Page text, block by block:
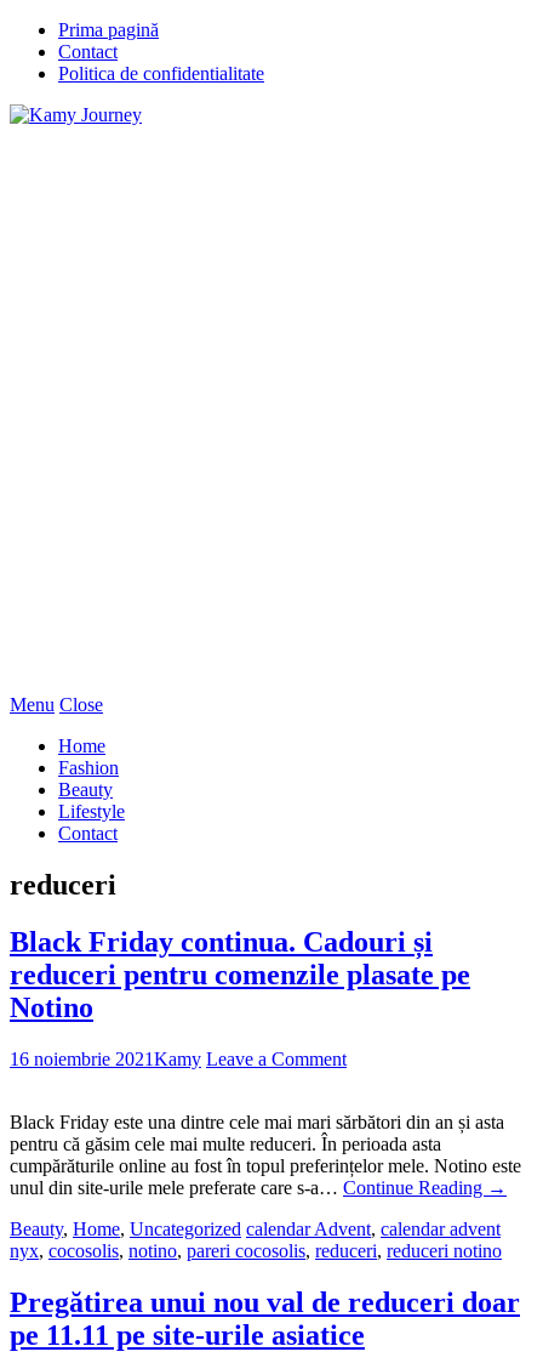
Prima pagină
Contact
Politica de confidentialitate
Menu Close
Home
Fashion
Beauty
Lifestyle
Contact
reduceri
Black Friday continua. Cadouri și
reduceri pentru comenzile plasate pe
Notino
16 noiembrie 2021Kamy Leave a Comment
Black Friday este una dintre cele mai mari sărbători din an și asta
pentru că găsim cele mai multe reduceri. În perioada asta
cumpărăturile online au fost în topul preferințelor mele. Notino este
unul din site-urile mele preferate care s-a… Continue Reading →
Beauty, Home, Uncategorized calendar Advent, calendar advent
nyx, cocosolis, notino, pareri cocosolis, reduceri, reduceri notino
Pregătirea unui nou val de reduceri doar
pe 11.11 pe site-urile asiatice